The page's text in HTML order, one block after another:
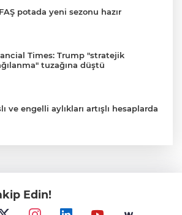
potada yeni sezonu hazır
Times: Trump "stratejik
tuzağına düştü
ve engelli aylıkları artışlı hesaplarda
Açıkhava'da 'Cimri'ye alkış
Edin!